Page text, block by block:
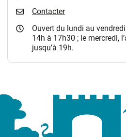
Contacter
Ouvert du lundi au
14h à 17h30 ; le mercredi,
jusqu’à 19h.